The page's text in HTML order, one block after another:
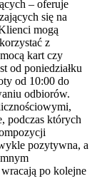
– oferuje
się na
mogą
z
kart czy
od poniedziałku
od 10:00 do
odbiorów.
podczas których
pozytywna, a
po kolejne